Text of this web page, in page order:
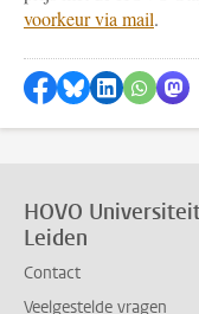
voorkeur via mail.
Delen op Facebook
Delen viaDelen op
Delen
HOVO
Leiden
Contact
Veelgestelde vragen